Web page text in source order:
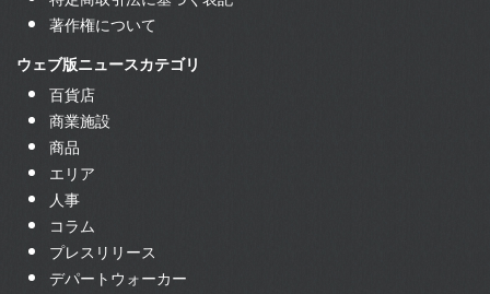
著作権について
ウェブ版ニュースカテゴリ
百貨店
商業施設
商品
エリア
人事
コラム
プレスリリース
デパートウォーカー